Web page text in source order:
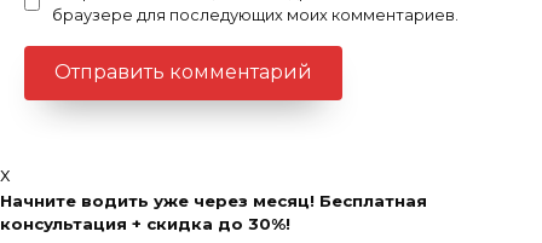
браузере для последующих моих комментариев.
x
Начните водить уже через месяц! Бесплатная
консультация + скидка до 30%!